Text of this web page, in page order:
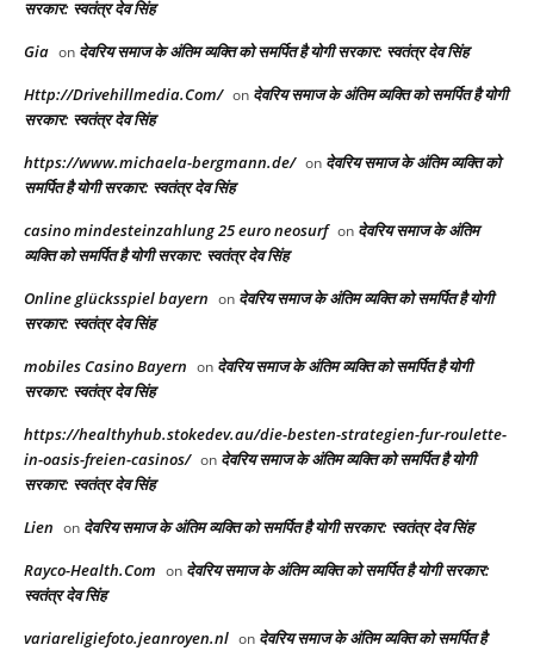
सरकार: स्वतंत्र देव सिंह
Gia on देवरिय समाज के अंतिम व्यक्ति को समर्पित है योगी सरकार: स्वतंत्र देव सिंह
Http://Drivehillmedia.Com/ on देवरिय समाज के अंतिम व्यक्ति को समर्पित है योगी
सरकार: स्वतंत्र देव सिंह
https://www.michaela-bergmann.de/ on देवरिय समाज के अंतिम व्यक्ति को
समर्पित है योगी सरकार: स्वतंत्र देव सिंह
casino mindesteinzahlung 25 euro neosurf on देवरिय समाज के अंतिम
व्यक्ति को समर्पित है योगी सरकार: स्वतंत्र देव सिंह
Online glücksspiel bayern on देवरिय समाज के अंतिम व्यक्ति को समर्पित है योगी
सरकार: स्वतंत्र देव सिंह
mobiles Casino Bayern on देवरिय समाज के अंतिम व्यक्ति को समर्पित है योगी
सरकार: स्वतंत्र देव सिंह
https://healthyhub.stokedev.au/die-besten-strategien-fur-roulette-
in-oasis-freien-casinos/ on देवरिय समाज के अंतिम व्यक्ति को समर्पित है योगी
सरकार: स्वतंत्र देव सिंह
Lien on देवरिय समाज के अंतिम व्यक्ति को समर्पित है योगी सरकार: स्वतंत्र देव सिंह
Rayco-Health.Com on देवरिय समाज के अंतिम व्यक्ति को समर्पित है योगी सरकार:
स्वतंत्र देव सिंह
variareligiefoto.jeanroyen.nl on देवरिय समाज के अंतिम व्यक्ति को समर्पित है